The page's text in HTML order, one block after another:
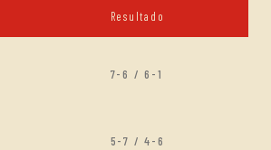
Resultado
7-6 / 6-1
5-7 / 4-6